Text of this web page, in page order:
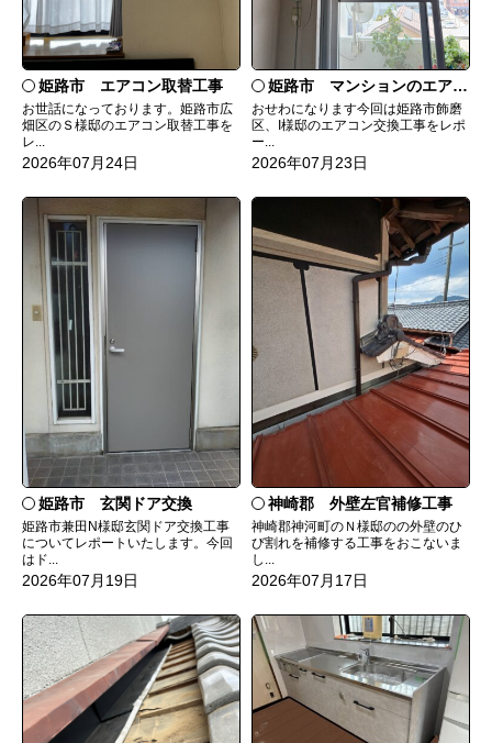
姫路市 エアコン取替工事
お世話になっております。姫路市広
畑区のＳ様邸のエアコン取替工事を
レ...
2026年07月24日
姫路市 マンションのエアコンをダイキンRXへ交換
おせわになります今回は姫路市飾磨
区、I様邸のエアコン交換工事をレポ
ー...
2026年07月23日
姫路市 玄関ドア交換
姫路市兼田N様邸玄関ドア交換工事
についてレポートいたします。今回
はド...
2026年07月19日
神崎郡 外壁左官補修工事
神崎郡神河町のＮ様邸のの外壁のひ
び割れを補修する工事をおこないま
し...
2026年07月17日